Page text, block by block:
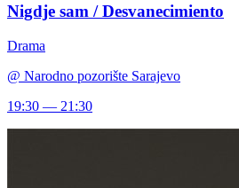
Nigdje sam / Desvanecimiento
Drama
@ Narodno pozorište Sarajevo
19:30 — 21:30